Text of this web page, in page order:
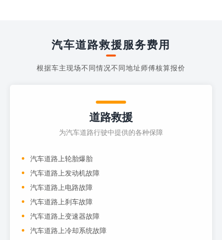
汽车道路救援服务费用
根据车主现场不同情况不同地址师傅核算报价
道路救援
为汽车道路行驶中提供的各种保障
汽车道路上轮胎爆胎
汽车道路上发动机故障
汽车道路上电路故障
汽车道路上刹车故障
汽车道路上变速器故障
汽车道路上冷却系统故障